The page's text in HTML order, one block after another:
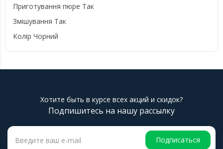
Приготування пюре Так
Змішування Так
Колір Чорний
Хотите быть в курсе всех акций и скидок?
Подпишитесь на нашу рассылку
Подписаться